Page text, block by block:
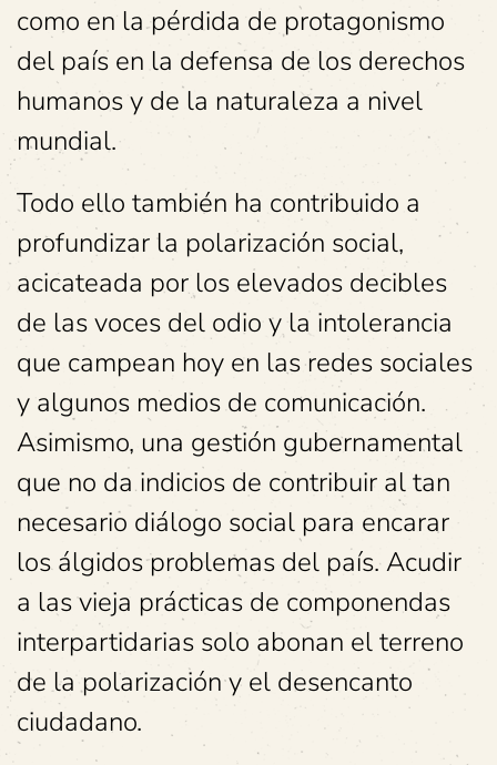
como en la pérdida de protagonismo
del país en la defensa de los derechos
humanos y de la naturaleza a nivel
mundial.
Todo ello también ha contribuido a
profundizar la polarización social,
acicateada por los elevados decibles
de las voces del odio y la intolerancia
que campean hoy en las redes sociales
y algunos medios de comunicación.
Asimismo, una gestión gubernamental
que no da indicios de contribuir al tan
necesario diálogo social para encarar
los álgidos problemas del país. Acudir
a las vieja prácticas de componendas
interpartidarias solo abonan el terreno
de la polarización y el desencanto
ciudadano.